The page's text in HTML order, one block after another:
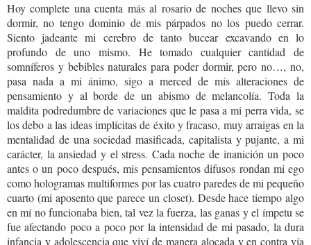
Hoy complete una cuenta más al rosario de noches que llevo sin
dormir, no tengo dominio de mis párpados no los puedo cerrar.
Siento jadeante mi cerebro de tanto bucear excavando en lo
profundo de uno mismo. He tomado cualquier cantidad de
somníferos y bebibles naturales para poder dormir, pero no…, no,
pasa nada a mi ánimo, sigo a merced de mis alteraciones de
pensamiento y al borde de un abismo de melancolía. Toda la
maldita podredumbre de variaciones que le pasa a mi perra vida, se
los debo a las ideas implícitas de éxito y fracaso, muy arraigas en la
mentalidad de una sociedad masificada, capitalista y pujante, a mi
carácter, la ansiedad y el stress. Cada noche de inanición un poco
antes o un poco después, mis pensamientos difusos rondan mi ego
como hologramas multiformes por las cuatro paredes de mi pequeño
cuarto (mi aposento que parece un closet). Desde hace tiempo algo
en mí no funcionaba bien, tal vez la fuerza, las ganas y el ímpetu se
fue afectando poco a poco por la intensidad de mi pasado, la dura
infancia y adolescencia que viví de manera alocada y en contra vía